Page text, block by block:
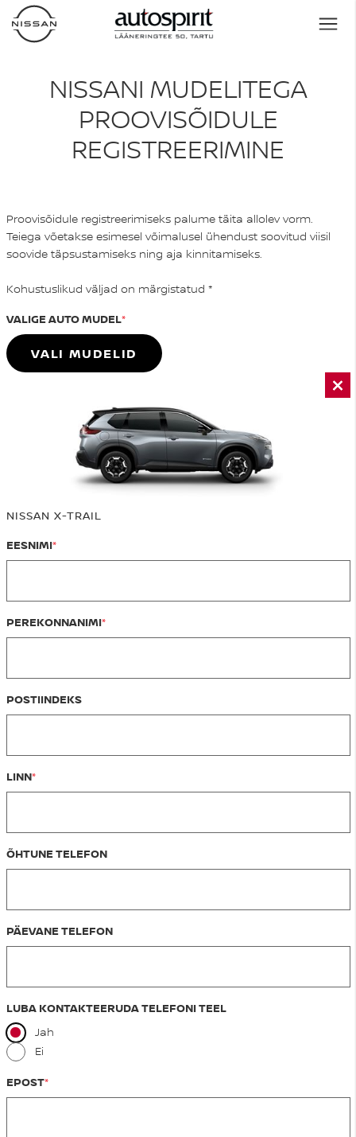
NISSANI MUDELITEGA
PROOVISÕIDULE
REGISTREERIMINE
Proovisõidule registreerimiseks palume täita allolev vorm.
Teiega võetakse esimesel võimalusel ühendust soovitud viisil
soovide täpsustamiseks ning aja kinnitamiseks.
Kohustuslikud väljad on märgistatud *
VALIGE AUTO MUDEL
VALI MUDELID
NISSAN X-TRAIL
EESNIMI
PEREKONNANIMI
POSTIINDEKS
LINN
ÕHTUNE TELEFON
PÄEVANE TELEFON
LUBA KONTAKTEERUDA TELEFONI TEEL
Jah
Ei
EPOST